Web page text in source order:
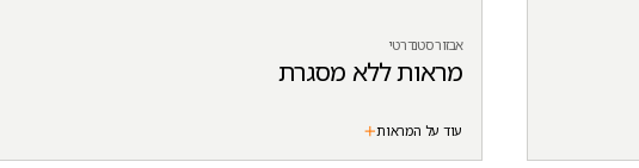
אבזור סטנדרטי
מראות ללא מסגרת
עוד על המראות